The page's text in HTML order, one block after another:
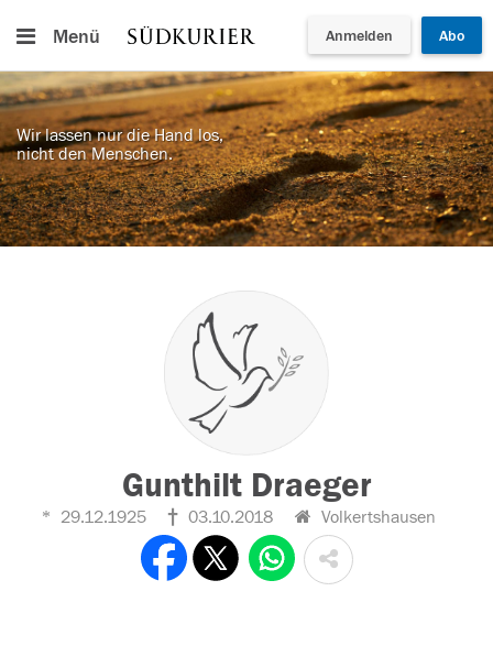
Menü Anmelden Abo
Wir lassen nur die Hand los,
nicht den Menschen.
Gunthilt Draeger
29.12.1925 03.10.2018 Volkertshausen